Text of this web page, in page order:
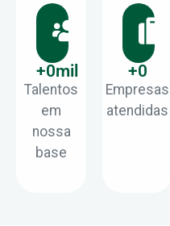
Talentos
em
nossa
base
+0mil
Empresas
atendidas
+0